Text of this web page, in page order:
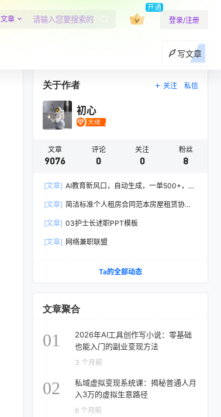
文章
开通
登录/注册
写文章
关于作者 关注 私信
初心
文章
9076
评论
0
关注
0
粉丝
8
[文章] AI教育新风口，自动生成，一单500+，月
[文章] 简洁标准个人租房合同范本房屋租赁协议
[文章] 03护士长述职PPT模板
[文章] 网络兼职联盟
Ta的全部动态
文章聚合
01
2026年AI工具创作写小说：零基础
也能入门的副业变现方法
3 个月前
02
私域虚拟变现系统课：揭秘普通人月
入3万的虚拟生意路径
6 个月前